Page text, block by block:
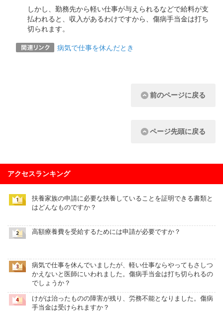
しかし、勤務先から軽い仕事が与えられるなどで給料が支
払われると、収入があるわけですから、傷病手当金は打ち
切られます。
病気で仕事を休んだとき
前のページに戻る
ページ先頭に戻る
アクセスランキング
扶養家族の申請に必要な扶養していることを証明できる書類と
はどんなものですか？
高額療養費を受給するためには申請が必要ですか？
病気で仕事を休んでいましたが、軽い仕事ならやってもさしつ
かえないと医師にいわれました。傷病手当金は打ち切られるの
でしょうか？
けがは治ったものの障害が残り、労務不能となりました。傷病
手当金は受けられますか？